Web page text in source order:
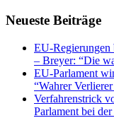
Neueste Beiträge
EU-Regierungen
– Breyer: “Die
EU-Parlament
“Wahrer
Verfahrenstrick
Parlament bei